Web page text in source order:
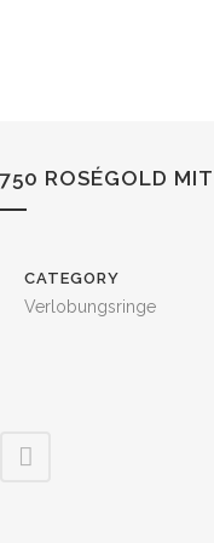
750 ROSÉGOLD
CATEGORY
Verlobungsringe